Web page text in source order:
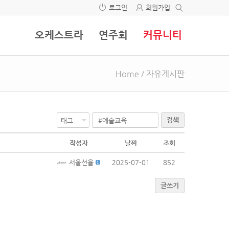
로그인 회원가입
오케스트라 연주회 커뮤니티
Home / 자유게시판
검색
작성자 날짜 조회
서울선율 2025-07-01 852
글쓰기